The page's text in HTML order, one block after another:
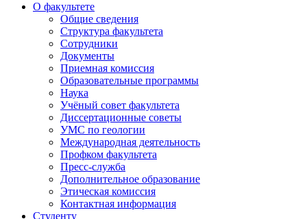
О факультете
Общие сведения
Структура факультета
Сотрудники
Документы
Приемная комиссия
Образовательные программы
Наука
Учёный совет факультета
Диссертационные советы
УМС по геологии
Международная деятельность
Профком факультета
Пресс-служба
Дополнительное образование
Этическая комиссия
Контактная информация
Студенту